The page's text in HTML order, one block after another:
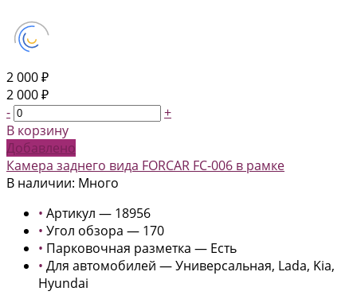
2 000 ₽
2 000 ₽
-
+
В корзину
Добавлено
Камера заднего вида FORCAR FC-006 в рамке
В наличии: Много
• Артикул — 18956
• Угол обзора — 170
• Парковочная разметка — Есть
• Для автомобилей — Универсальная, Lada, Kia,
Hyundai